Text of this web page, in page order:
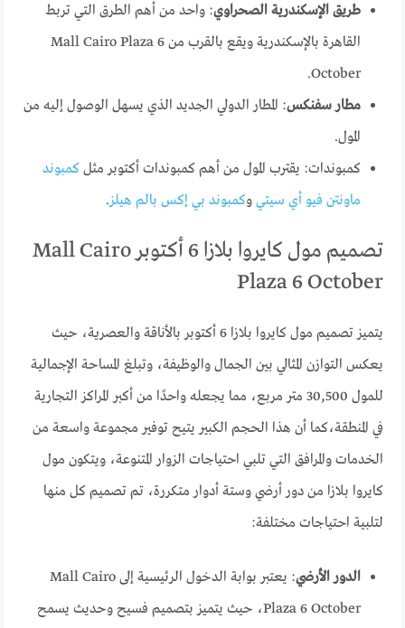
طريق الإسكندرية الصحراوي: واحد من أهم الطرق التي تربط
القاهرة بالإسكندرية ويقع بالقرب من Mall Cairo Plaza 6
October.
مطار سفنكس: المطار الدولي الجديد الذي يسهل الوصول إليه من
المول.
كمبوندات: يقترب المول من أهم كمبوندات أكتوبر مثلكمبوند
ماونتن فيو أي سيتي وكمبوند بي إكس بالم هيلز.
تصميم مول كايروا بلازا 6 أكتوبر Mall Cairo
Plaza 6 October
يتميز تصميم مول كايروا بلازا 6 أكتوبر بالأناقة والعصرية، حيث
يعكس التوازن المثالي بين الجمال والوظيفة، وتبلغ المساحة الإجمالية
للمول 30,500 متر مربع، مما يجعله واحدًا من أكبر المراكز التجارية
في المنطقة،كما أن هذا الحجم الكبير يتيح توفير مجموعة واسعة من
الخدمات والمرافق التي تلبي احتياجات الزوار المتنوعة، ويتكون مول
كايروا بلازا من دور أرضي وستة أدوار متكررة، تم تصميم كل منها
لتلبية احتياجات مختلفة:
الدور الأرضي
: يعتبر بوابة الدخول الرئيسية إلى Mall Cairo
Plaza 6 October، حيث يتميز بتصميم فسيح وحديث يسمح